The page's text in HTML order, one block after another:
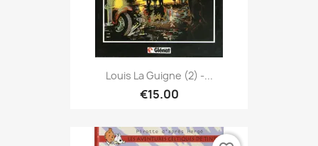
Louis La Guigne (2) -...
€15.00